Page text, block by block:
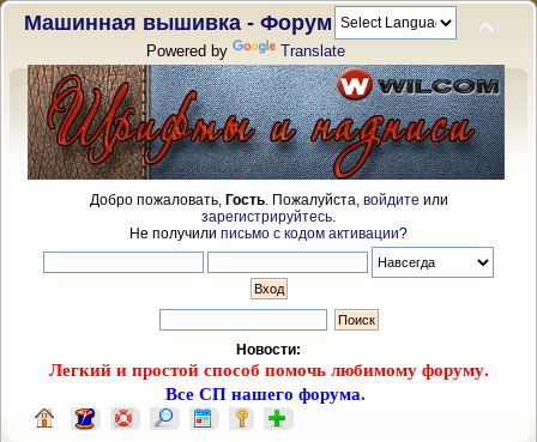
Машинная вышивка - Форум
Powered by Translate
Добро пожаловать, Гость. Пожалуйста, войдите или
зарегистрируйтесь
Не получили письмо с кодом активации?
Новости:
Легкий и простой способ помочь любимому форуму.
Все СП нашего форума.